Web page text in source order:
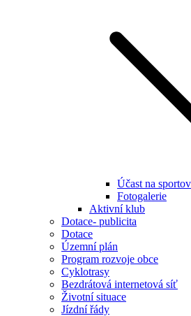
Účast na
Fotogalerie
Aktivní klub
Dotace- publicita
Dotace
Územní plán
Program rozvoje obce
Cyklotrasy
Bezdrátová internetová síť
Životní situace
Jízdní řády